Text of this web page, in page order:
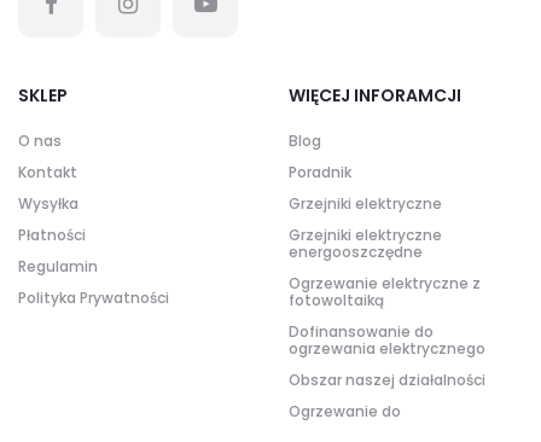
SKLEP
O nas
Kontakt
Wysyłka
Płatności
Regulamin
Polityka Prywatności
WIĘCEJ INFORAMCJI
Blog
Poradnik
Grzejniki elektryczne
Grzejniki elektryczne
energooszczędne
Ogrzewanie elektryczne z
fotowoltaiką
Dofinansowanie do
ogrzewania elektrycznego
Obszar naszej działalności
Ogrzewanie do